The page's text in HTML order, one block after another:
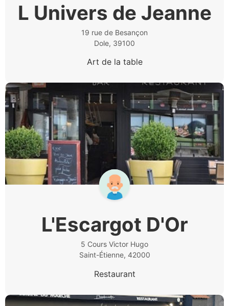
L Univers de Jeanne
19 rue de Besançon
Dole, 39100
Art de la table
L'Escargot D'Or
5 Cours Victor Hugo
Saint-Étienne, 42000
Restaurant